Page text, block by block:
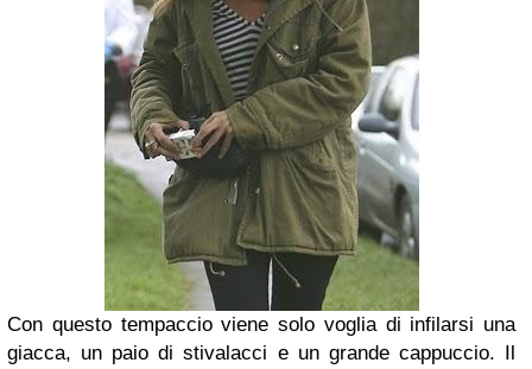
Con questo tempaccio viene solo voglia di infilarsi una
giacca, un paio di stivalacci e un grande cappuccio. Il